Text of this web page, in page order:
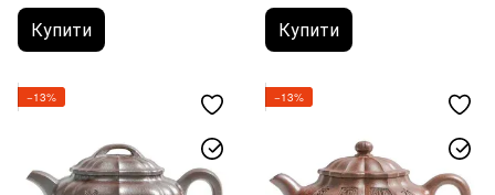
Купити Купити
−13% −13%